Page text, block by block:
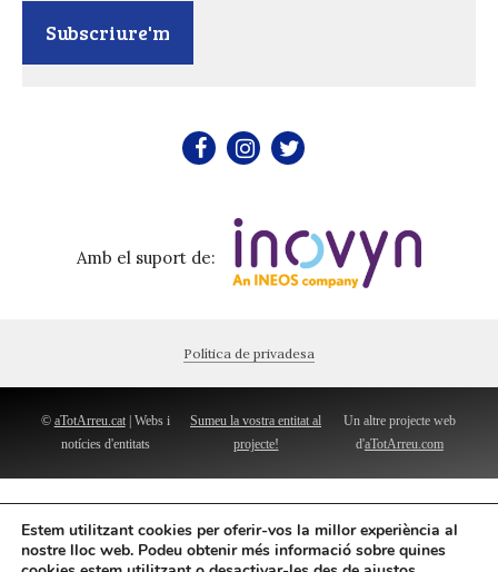
Amb el suport de:
Política de privadesa
© aTotArreu.cat| Webs i
notícies d'entitats
Sumeu la vostra entitat al
projecte!
Un altre projecte web
d'aTotArreu.com
Estem utilitzant cookies per oferir-vos la millor experiència al
nostre lloc web. Podeu obtenir més informació sobre quines